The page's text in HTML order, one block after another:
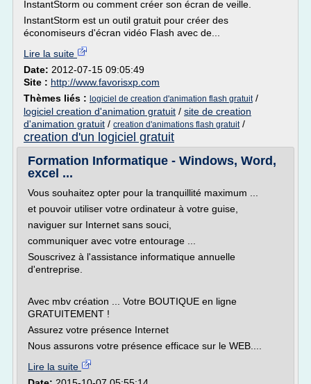
InstantStorm ou comment créer son écran de veille.
InstantStorm est un outil gratuit pour créer des
économiseurs d'écran vidéo Flash avec de...
Lire la suite
Date: 2012-07-15 09:05:49
Site : http://www.favorisxp.com
Thèmes liés : logiciel de creation d'animation flash gratuit/
logiciel creation d'animation gratuit / site de creation
d'animation gratuit / creation d'animations flash gratuit/
creation d'un logiciel gratuit
Formation Informatique - Windows, Word,
excel ...
Vous souhaitez opter pour la tranquillité maximum ...
et pouvoir utiliser votre ordinateur à votre guise,
naviguer sur Internet sans souci,
communiquer avec votre entourage ...
Souscrivez à l'assistance informatique annuelle
d'entreprise.
Avec mbv création ... Votre BOUTIQUE en ligne
GRATUITEMENT !
Assurez votre présence Internet
Nous assurons votre présence efficace sur le WEB....
Lire la suite